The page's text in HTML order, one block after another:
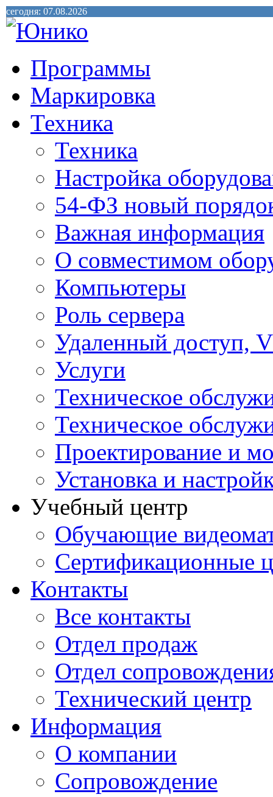
сегодня: 07.08.2026
Программы
Маркировка
Техника
Техника
Настройка
54-ФЗ новый
Важная информация
О совместимом
Компьютеры
Роль сервера
Удаленный доступ,
Услуги
Техническое
Техническое
Проектирование и
Установка и
Учебный центр
Обучающие
Сертификационные
Контакты
Все контакты
Отдел продаж
Отдел
Технический центр
Информация
О компании
Сопровождение